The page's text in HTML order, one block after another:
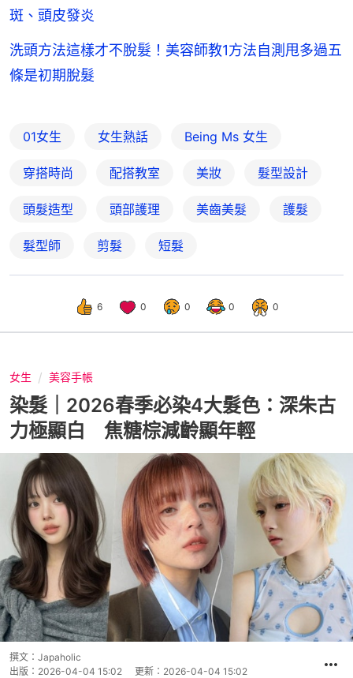
斑、頭皮發炎
洗頭方法這樣才不脫髮！美容師教1方法自測甩多過五
條是初期脫髮
01女生 女生熱話 Being Ms 女生
穿搭時尚 配搭教室 美妝 髮型設計
頭髮造型 頭部護理 美齒美髮 護髮
髮型師 剪髮 短髮
6 0 0 0 0
女生 美容手帳
染髮｜2026春季必染4大髮色：深朱古
力極顯白 焦糖棕減齡顯年輕
撰文： Japaholic
出版： 2026-04-04 15:02 更新： 2026-04-04 15:02